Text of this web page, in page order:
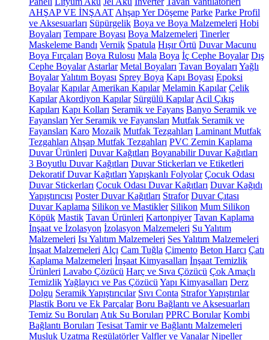
AHŞAP VE İNŞAAT Ahşap Yer Döşeme Parke Parke Profil
ve Aksesuarları Süpürgelik Boya ve Boya Malzemeleri Hobi
Boyaları Tempare Boyası Boya Malzemeleri Tinerler
Maskeleme Bandı Vernik Spatula Hışır Örtü Duvar Macunu
Boya Fırçaları Boya Rulosu Mala Boya İç Cephe Boyalar Dış
Cephe Boyalar Astarlar Metal Boyaları Tavan Boyaları Yağlı
BoyalarYalıtım Boyası Sprey Boya Kapı Boyası Epoksi
Boyalar Kapılar Amerikan Kapılar Melamin Kapılar Çelik
Kapılar Akordiyon Kapılar Sürgülü Kapılar Acil Çıkış
Kapıları Kapı Kolları Seramik ve Fayans Banyo Seramik ve
Fayansları Yer Seramik ve Fayansları Mutfak Seramik ve
Fayansları Karo Mozaik Mutfak Tezgahları Laminant Mutfak
Tezgahları Ahşap Mutfak Tezgahları PVC Zemin Kaplama
Duvar Ürünleri Duvar Kağıtları Boyanabilir Duvar Kağıtları
3 Boyutlu Duvar Kağıtları Duvar Stickerları ve Etiketleri
Dekoratif Duvar Kağıtları Yapışkanlı Folyolar Çocuk Odası
Duvar Stickerları Çocuk Odası Duvar Kağıtları Duvar Kağıdı
Yapıştırıcısı Poster Duvar Kağıtları Strafor Duvar Çıtası
Duvar Kaplama Silikon ve Mastikler Silikon Mum Silikon
Köpük Mastik Tavan Ürünleri Kartonpiyer Tavan Kaplama
İnşaat ve İzolasyon İzolasyon Malzemeleri Su Yalıtım
Malzemeleri Isı Yalıtım Malzemeleri Ses Yalıtım Malzemeleri
İnşaat Malzemeleri Alçı Cam Tuğla Çimento Beton Harcı Çatı
Kaplama Malzemeleri İnşaat Kimyasalları İnşaat Temizlik
Ürünleri Lavabo Çözücü Harç ve Sıva Çözücü Çok Amaçlı
TemizlikYağlayıcı ve Pas Çözücü Yapı Kimyasalları Derz
Dolgu Seramik Yapıştırıcılar Sıvı Conta Strafor Yapıştırılar
Plastik Boru ve Ek Parçalar Boru Bağlantı ve Aksesuarları
Temiz Su Boruları Atık Su Boruları PPRC Borular Kombi
Bağlantı Boruları Tesisat Tamir ve Bağlantı Malzemeleri
Musluk Uzatma Regülatörler Valfler ve Vanalar Nipeller